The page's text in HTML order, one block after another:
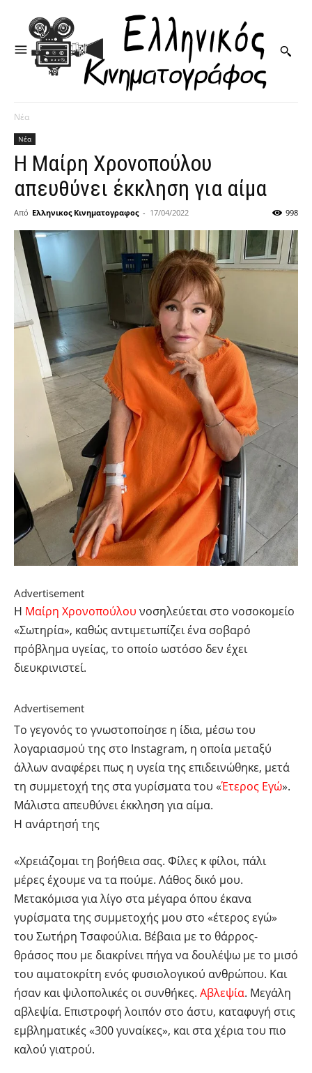
Νέα
Νέα
Η Μαίρη Χρονοπούλου
απευθύνει έκκληση για αίμα
Από Ελληνικος Κινηματογραφος - 17/04/2022 998
Advertisement
Η Μαίρη Χρονοπούλου νοσηλεύεται στο νοσοκομείο
«Σωτηρία», καθώς αντιμετωπίζει ένα σοβαρό
πρόβλημα υγείας, το οποίο ωστόσο δεν έχει
διευκρινιστεί.
Advertisement
Το γεγονός το γνωστοποίησε η ίδια, μέσω του
λογαριασμού της στο Instagram, η οποία μεταξύ
άλλων αναφέρει πως η υγεία της επιδεινώθηκε, μετά
τη συμμετοχή της στα γυρίσματα του «Έτερος Εγώ».
Μάλιστα απευθύνει έκκληση για αίμα.
Η ανάρτησή της
«Χρειάζομαι τη βοήθεια σας. Φίλες κ φίλοι, πάλι
μέρες έχουμε να τα πούμε. Λάθος δικό μου.
Μετακόμισα για λίγο στα μέγαρα όπου έκανα
γυρίσματα της συμμετοχής μου στο «έτερος εγώ»
του Σωτήρη Τσαφούλια. Βέβαια με το θάρρος-
θράσος που με διακρίνει πήγα να δουλέψω με το μισό
του αιματοκρίτη ενός φυσιολογικού ανθρώπου. Και
ήσαν και ψιλοπολικές οι συνθήκες. Αβλεψία. Μεγάλη
αβλεψία. Επιστροφή λοιπόν στο άστυ, καταφυγή στις
εμβληματικές «300 γυναίκες», και στα χέρια του πιο
καλού γιατρού.